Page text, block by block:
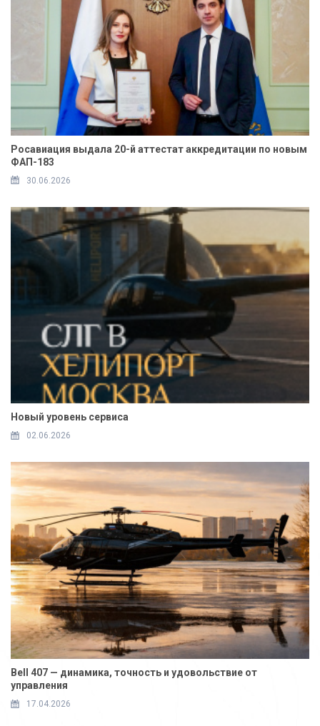
Росавиация выдала 20-й аттестат аккредитации по новым
ФАП-183
30.06.2026
Новый уровень сервиса
02.06.2026
Bell 407 — динамика, точность и удовольствие от
управления
17.04.2026